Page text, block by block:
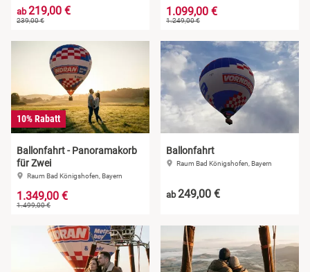
ab219,00 €
239,00 €
1.099,00 €
1.249,00 €
10% Rabatt
Ballonfahrt - Panoramakorb
für Zwei
Raum Bad Königshofen, Bayern
1.349,00 €
1.499,00 €
Ballonfahrt
Raum Bad Königshofen, Bayern
ab249,00 €